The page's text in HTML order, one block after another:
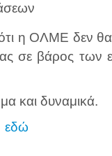
η ΟΛΜΕ δεν θα
σε βάρος των
και δυναμικά.
εδώ